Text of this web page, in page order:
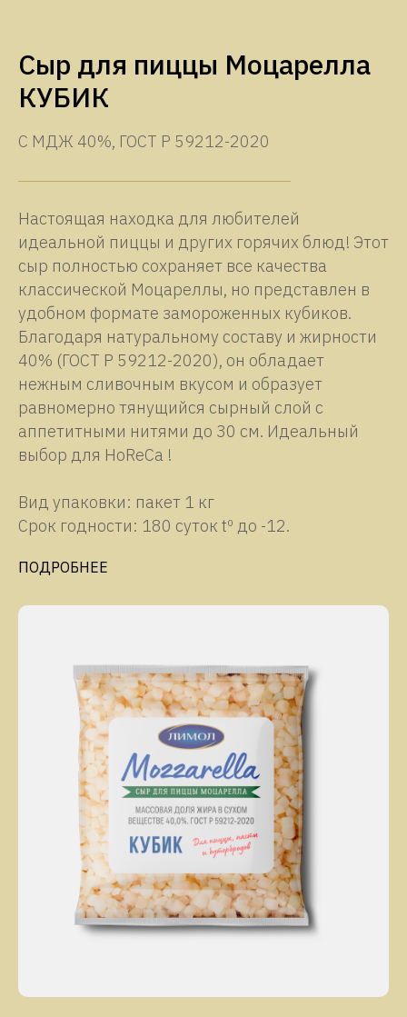
Сыр для пиццы Моцарелла
КУБИК
С МДЖ 40%, ГОСТ Р 59212-2020
Настоящая находка для любителей
идеальной пиццы и других горячих блюд! Этот
сыр полностью сохраняет все качества
классической Моцареллы, но представлен в
удобном формате замороженных кубиков.
Благодаря натуральному составу и жирности
40% (ГОСТ Р 59212-2020), он обладает
нежным сливочным вкусом и образует
равномерно тянущийся сырный слой с
аппетитными нитями до 30 см. Идеальный
выбор для HoReCa !
Вид упаковки: пакет 1 кг
Срок годности: 180 суток tº до -12.
ПОДРОБНЕЕ